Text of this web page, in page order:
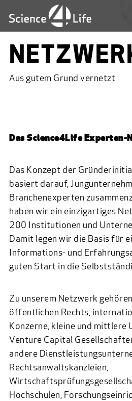
Aus gutem Grund vernetzt
Das Science4Life Experten-
Das Konzept der
basiert darauf,
Branchenexperten
haben wir ein einzigartiges
200 Institutionen und
Damit legen wir die Basis für
Informations- und
guten Start in die
Zu unserem Netzwerk
öffentlichen Rechts,
Konzerne, kleine und mittlere
Venture Capital
andere
Rechtsanwaltskanzleien,
Hochschulen,